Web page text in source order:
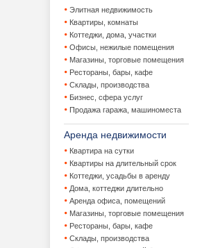
Элитная недвижимость
Квартиры, комнаты
Коттеджи, дома, участки
Офисы, нежилые помещения
Магазины, торговые помещения
Рестораны, бары, кафе
Склады, производства
Бизнес, сфера услуг
Продажа гаража, машиноместа
Аренда недвижимости
Квартира на сутки
Квартиры на длительный срок
Коттеджи, усадьбы в аренду
Дома, коттеджи длительно
Аренда офиса, помещений
Магазины, торговые помещения
Рестораны, бары, кафе
Склады, производства